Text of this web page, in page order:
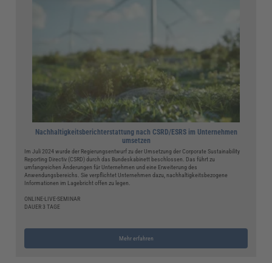
Nachhaltigkeitsberichterstattung nach CSRD/ESRS im Unternehmen
umsetzen
Im Juli 2024 wurde der Regierungsentwurf zu der Umsetzung der Corporate Sustainability
Reporting Directiv (CSRD) durch das Bundeskabinett beschlossen. Das führt zu
umfangreichen Änderungen für Unternehmen und eine Erweiterung des
Anwendungsbereichs. Sie verpflichtet Unternehmen dazu, nachhaltigkeitsbezogene
Informationen im Lagebricht offen zu legen.
ONLINE-LIVE-SEMINAR
DAUER 3 TAGE
Mehr erfahren